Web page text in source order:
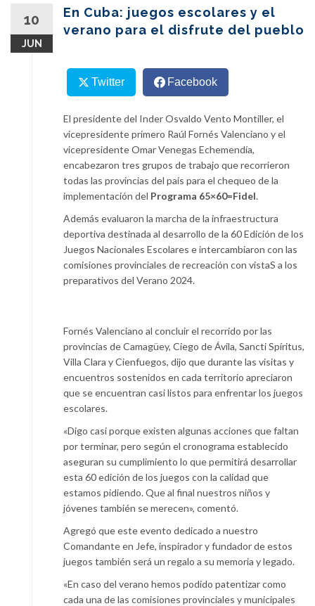
10
JUN
En Cuba: juegos escolares y el
verano para el disfrute del pueblo
Twitter Facebook
El presidente del Inder Osvaldo Vento Montiller, el
vicepresidente primero Raúl Fornés Valenciano y el
vicepresidente Omar Venegas Echemendía,
encabezaron tres grupos de trabajo que recorrieron
todas las provincias del país para el chequeo de la
implementación del Programa 65×60=Fidel.
Además evaluaron la marcha de la infraestructura
deportiva destinada al desarrollo de la 60 Edición de los
Juegos Nacionales Escolares e intercambiaron con las
comisiones provinciales de recreación con vistaS a los
preparativos del Verano 2024.
Fornés Valenciano al concluir el recorrido por las
provincias de Camagüey, Ciego de Ávila, Sancti Spíritus,
Villa Clara y Cienfuegos, dijo que durante las visitas y
encuentros sostenidos en cada territorio apreciaron
que se encuentran casi listos para enfrentar los juegos
escolares.
«Digo casi porque existen algunas acciones que faltan
por terminar, pero según el cronograma establecido
aseguran su cumplimiento lo que permitirá desarrollar
esta 60 edición de los juegos con la calidad que
estamos pidiendo. Que al final nuestros niños y
jóvenes también se merecen», comentó.
Agregó que este evento dedicado a nuestro
Comandante en Jefe, inspirador y fundador de estos
juegos también será un regalo a su memoria y legado.
«En caso del verano hemos podido patentizar como
cada una de las comisiones provinciales y municipales